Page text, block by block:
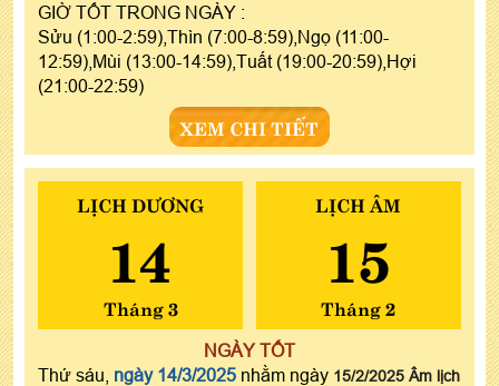
GIỜ TỐT TRONG NGÀY :
Sửu (1:00-2:59),Thìn (7:00-8:59),Ngọ (11:00-
12:59),Mùi (13:00-14:59),Tuất (19:00-20:59),Hợi
(21:00-22:59)
XEM CHI TIẾT
LỊCH DƯƠNG
14
Tháng 3
LỊCH ÂM
15
Tháng 2
NGÀY TỐT
Thứ sáu, ngày 14/3/2025 nhằm ngày 15/2/2025 Âm lịch